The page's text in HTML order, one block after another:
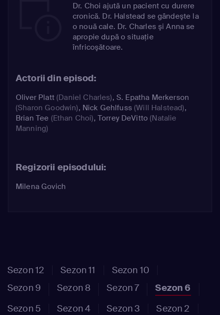
Dr. Choi ajută un pacient cu durere
cronică. Dr. Halstead se gândeşte la
o nouă cale. Dr. Charles şi Anna se
apropie după o situaţie
înfricoşătoare.
Actorii din episod:
Oliver Platt(Daniel Charles), S. Epatha Merkerson
(Sharon Goodwin), Nick Gehlfuss (Will Halstead),
Brian Tee (Ethan Choi), Torrey DeVitto (Natalie
Manning)
Regizorii episodului:
Milena Govich
Sezon 12 Sezon 11
Sezon 10
Sezon 9
Sezon 8 Sezon 7
Sezon 6
Sezon 5
Sezon 4 Sezon 3
Sezon 2